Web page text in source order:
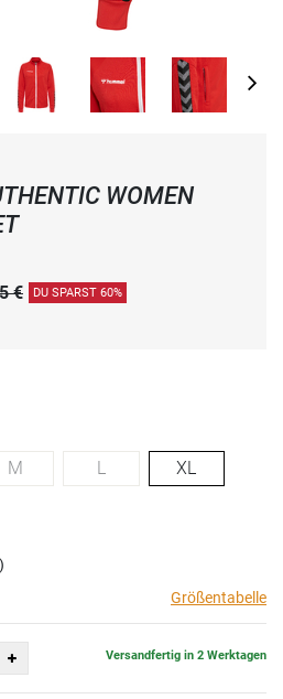
WOMEN
€ DU SPARST 60%
M L XL
Größentabelle
Versandfertig in 2 Werktagen